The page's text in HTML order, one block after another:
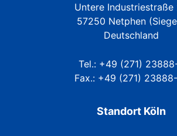
Untere Industriestraße
57250 Netphen
Deutschland
Tel.: +49 (271)
Fax.: +49 (271)
Standort Köln